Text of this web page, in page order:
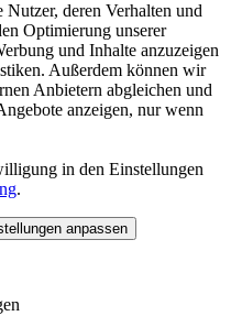
deren Verhalten und
Optimierung unserer
und Inhalte anzuzeigen
Außerdem können wir
Anbietern abgleichen und
anzeigen, nur wenn
in den Einstellungen
.
anpassen